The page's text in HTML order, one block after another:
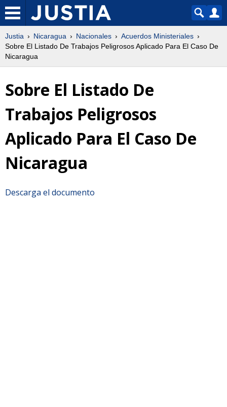
Justia Nicaragua Nacionales
Acuerdos Ministeriales
Sobre El Listado De Trabajos Peligrosos Aplicado Para El Caso De
Nicaragua
Sobre El Listado De
Trabajos Peligrosos
Aplicado Para El Caso De
Nicaragua
Descarga el documento